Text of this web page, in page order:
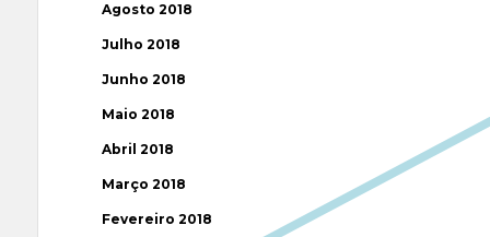
Agosto 2018
Julho 2018
Junho 2018
Maio 2018
Abril 2018
Março 2018
Fevereiro 2018